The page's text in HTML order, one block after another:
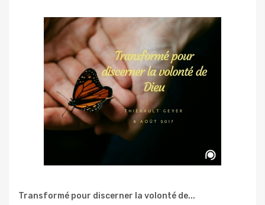
Transformé pour discerner la volonté de...